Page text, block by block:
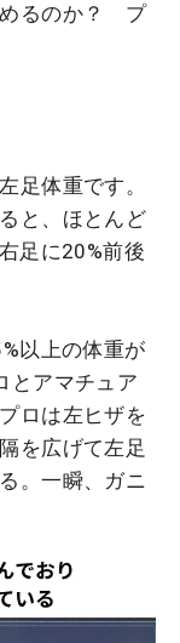
めるのか？ プ
足体重です。
と、ほとんど
足に20%前後
以上の体重が
とアマチュア
ロは左ヒザを
を広げて左足
。一瞬、ガニ